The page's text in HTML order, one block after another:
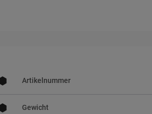
Artikelnummer
Gewicht